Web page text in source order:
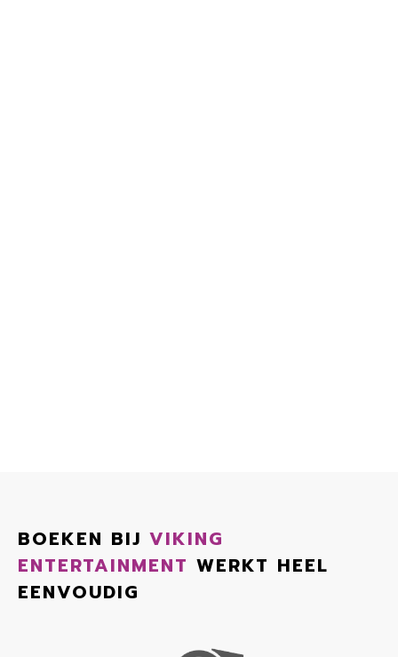
BOEKEN BIJ VIKING
ENTERTAINMENT WERKT HEEL
EENVOUDIG